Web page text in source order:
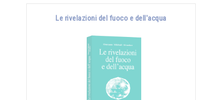
Le rivelazioni del fuoco e dell'acqua